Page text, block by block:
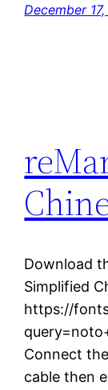
December
Download
Simplified
https://
Connect
cable then